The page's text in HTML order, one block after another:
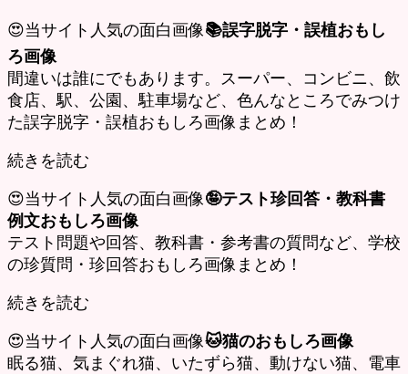
😍当サイト人気の面白画像 📚誤字脱字・誤植おもし
ろ画像
間違いは誰にでもあります。スーパー、コンビニ、飲
食店、駅、公園、駐車場など、色んなところでみつけ
た誤字脱字・誤植おもしろ画像まとめ！
続きを読む
😍当サイト人気の面白画像 🤪テスト珍回答・教科書
例文おもしろ画像
テスト問題や回答、教科書・参考書の質問など、学校
の珍質問・珍回答おもしろ画像まとめ！
続きを読む
😍当サイト人気の面白画像🐱猫のおもしろ画像
眠る猫、気まぐれ猫、いたずら猫、動けない猫、電車